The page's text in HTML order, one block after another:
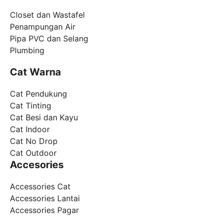
Closet dan Wastafel
Penampungan Air
Pipa PVC dan Selang
Plumbing
Cat Warna
Cat Pendukung
Cat Tinting
Cat Besi dan Kayu
Cat Indoor
Cat No Drop
Cat Outdoor
Accesories
Accessories Cat
Accessories Lantai
Accessories Pagar